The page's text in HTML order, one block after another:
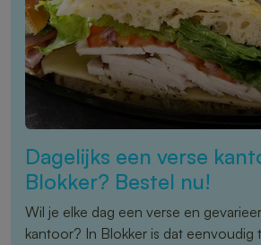
Dagelijks een verse
Blokker? Bestel nu!
Wil je elke dag een verse en
kantoor? In Blokker is dat eenvoudig